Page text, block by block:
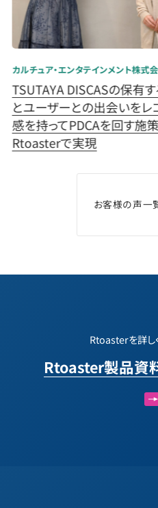
カルチュア・エンタテインメント株式
TSUTAYA DISCASの保有
とユーザーとの出会いをレ
感を持ってPDCAを回す施
Rtoasterで実現
お客様の声一
Rtoasterを詳し
Rtoaster製品資